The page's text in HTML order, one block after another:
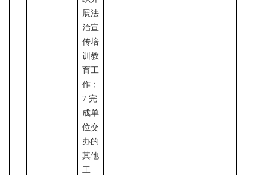
展法
治宣
传培
训教
育工
作；
7.完
成单
位交
办的
其他
工